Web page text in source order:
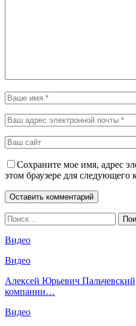
Сохраните мое имя, адрес
этом браузере для следующего
Видео
Видео
Алексей Юрьевич
компании…
Видео